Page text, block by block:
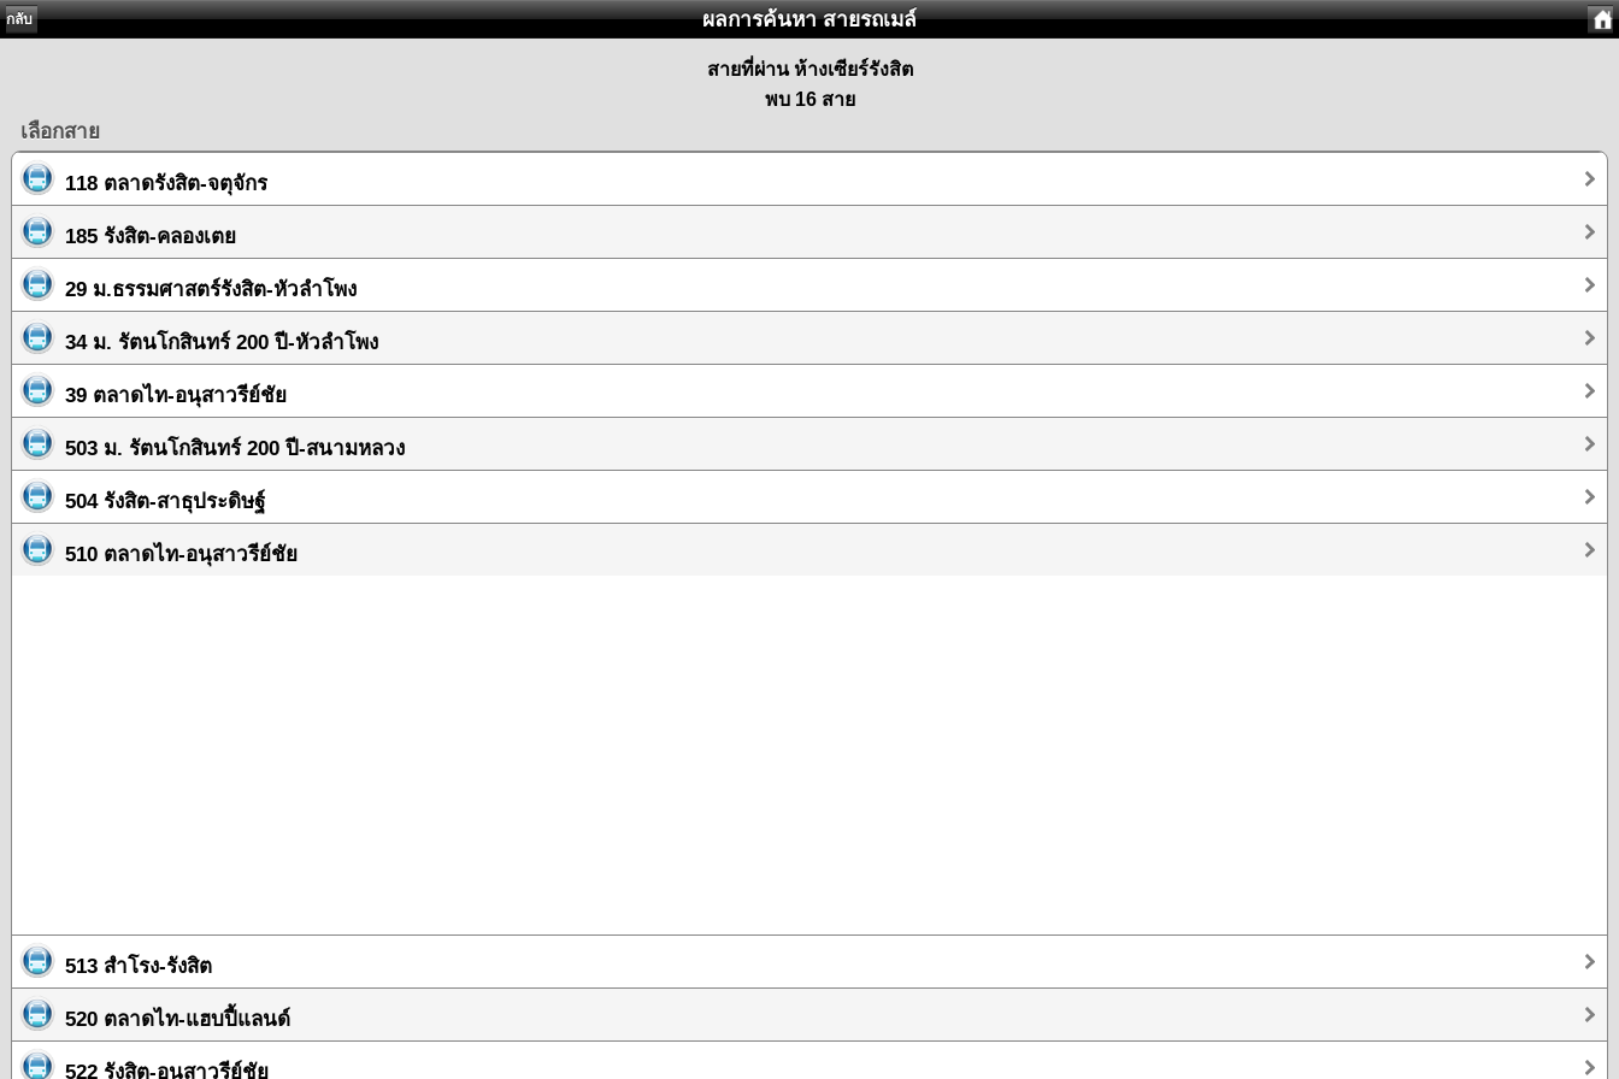
กลับ ผลการค้นหา สายรถเมล์
สายที่ผ่าน ห้างเซียร์รังสิต
พบ 16 สาย
เลือกสาย
118 ตลาดรังสิต-จตุจักร
185 รังสิต-คลองเตย
29 ม.ธรรมศาสตร์รังสิต-หัวลำโพง
34 ม. รัตนโกสินทร์ 200 ปี-หัวลำโพง
39 ตลาดไท-อนุสาวรีย์ชัย
503 ม. รัตนโกสินทร์ 200 ปี-สนามหลวง
504 รังสิต-สาธุประดิษฐ์
510 ตลาดไท-อนุสาวรีย์ชัย
513 สำโรง-รังสิต
520 ตลาดไท-แฮบปี้แลนด์
522 รังสิต-อนุสาวรีย์ชัย